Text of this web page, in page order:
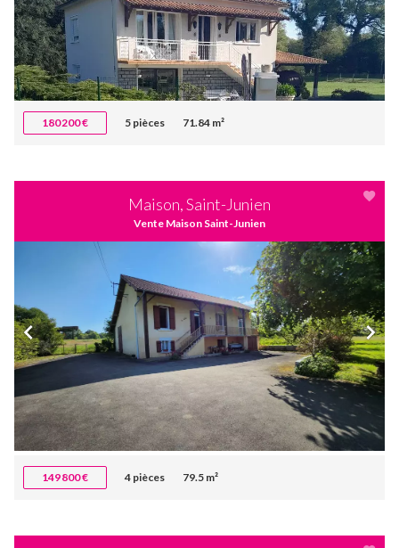
180 200 € 5 pièces 71.84 m²
Maison, Saint-Junien
Vente Maison Saint-Junien
149 800 € 4 pièces 79.5 m²